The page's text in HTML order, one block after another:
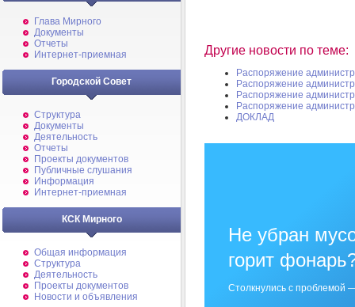
Глава Мирного
Документы
Отчеты
Интернет-приемная
Городской Совет
Структура
Документы
Деятельность
Отчеты
Проекты документов
Публичные слушания
Информация
Интернет-приемная
КСК Мирного
Общая информация
Структура
Деятельность
Проекты документов
Новости и объявления
Другие новости по теме:
Распоряжение
Распоряжение
Распоряжение
Распоряжение
ДОКЛАД
Не убран
горит
Столкнулись с проблемой